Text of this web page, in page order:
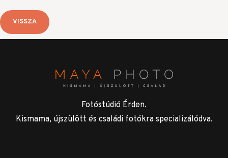
VISSZA
Fotóstúdió Érden.
Kismama, újszülött és családi fotókra specializálódva.